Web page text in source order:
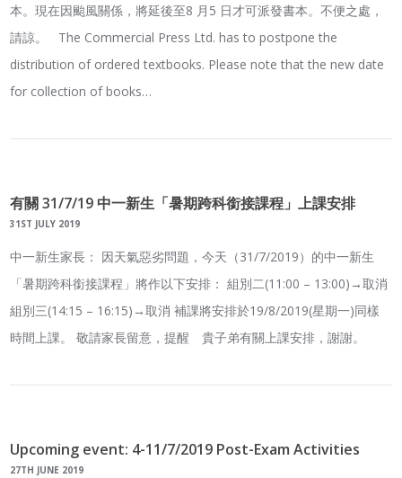
本。現在因颱風關係，將延後至8 月5 日才可派發書本。不便之處，
請諒。 The Commercial Press Ltd. has to postpone the
distribution of ordered textbooks. Please note that the new date
for collection of books…
有關 31/7/19 中一新生「暑期跨科銜接課程」上課安排
31ST JULY 2019
中一新生家長： 因天氣惡劣問題，今天（31/7/2019）的中一新生
「暑期跨科銜接課程」將作以下安排： 組別二(11:00 – 13:00)→取消
組別三(14:15 – 16:15)→取消 補課將安排於19/8/2019(星期一)同樣
時間上課。 敬請家長留意，提醒 貴子弟有關上課安排，謝謝。
Upcoming event: 4-11/7/2019 Post-Exam Activities
27TH JUNE 2019